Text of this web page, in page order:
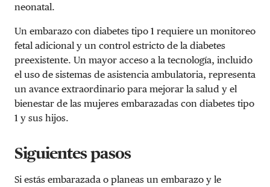
neonatal.
Un embarazo con diabetes tipo 1 requiere un monitoreo
fetal adicional y un control estricto de la diabetes
preexistente. Un mayor acceso a la tecnología, incluido
el uso de sistemas de asistencia ambulatoria, representa
un avance extraordinario para mejorar la salud y el
bienestar de las mujeres embarazadas con diabetes tipo
1 y sus hijos.
Siguientes pasos
Si estás embarazada o planeas un embarazo y le